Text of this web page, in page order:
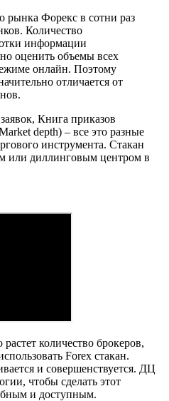
рынка Форекс в сотни раз
Количество
информации
оценить объемы всех
онлайн. Поэтому
отличается от
Книга приказов
depth) – все это разные
инструмента. Стакан
или диллинговым центром в
количество брокеров,
Forex стакан.
и совершенствуется. ДЦ
чтобы сделать этот
и доступным.